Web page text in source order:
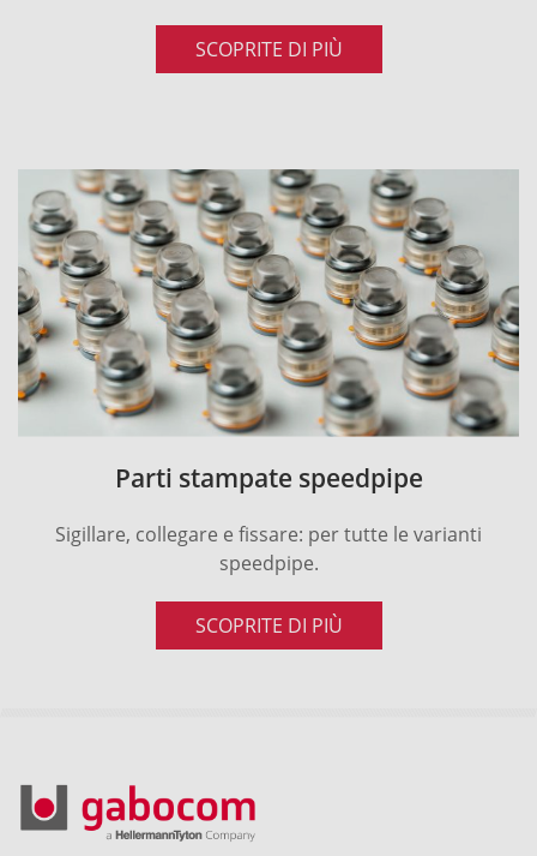
SCOPRITE DI PIÙ
Parti stampate speedpipe
Sigillare, collegare e fissare: per tutte le varianti
speedpipe.
SCOPRITE DI PIÙ